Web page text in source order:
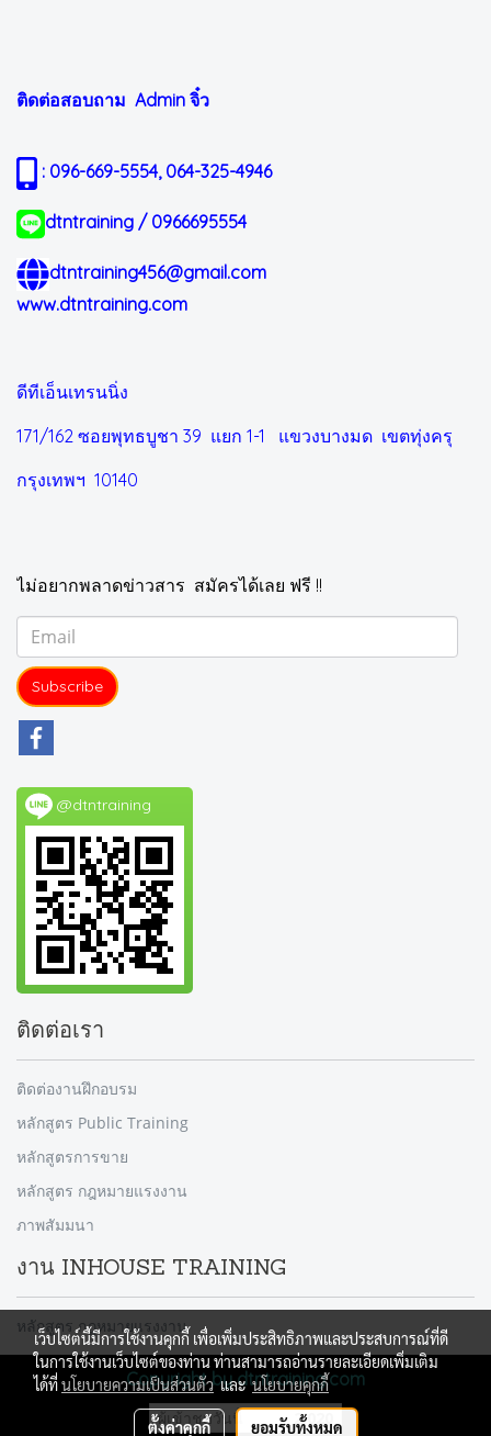
ติดต่อสอบถาม Admin จิ๋ว
: 096-669-5554, 064-325-4946
dtntraining / 0966695554
dtntraining456@gmail.com
www.dtntraining.com
ดีทีเอ็นเทรนนิ่ง
171/162 ซอยพุทธบูชา 39 แยก 1-1 แขวงบางมด เขตทุ่งครุ
กรุงเทพฯ 10140
ไม่อยากพลาดข่าวสาร สมัครได้เลย ฟรี !!
Subscribe
@dtntraining
ติดต่อเรา
ติดต่องานฝึกอบรม
หลักสูตร Public Training
หลักสูตรการขาย
หลักสูตร กฎหมายแรงงาน
ภาพสัมมนา
งาน INHOUSE TRAINING
หลักสูตร กฎหมายแรงงาน
Copyright by dtntraining.com
ผู้เข้าชมวันนี้ 2,020
เว็บไซต์นี้มีการใช้งานคุกกี้ เพื่อเพิ่มประสิทธิภาพและประสบการณ์ที่ดี
ในการใช้งานเว็บไซต์ของท่าน ท่านสามารถอ่านรายละเอียดเพิ่มเติม
ได้ที่นโยบายความเป็นส่วนตัวและนโยบายคุกกี้
ตั้งค่าคุกกี้ ยอมรับทั้งหมด